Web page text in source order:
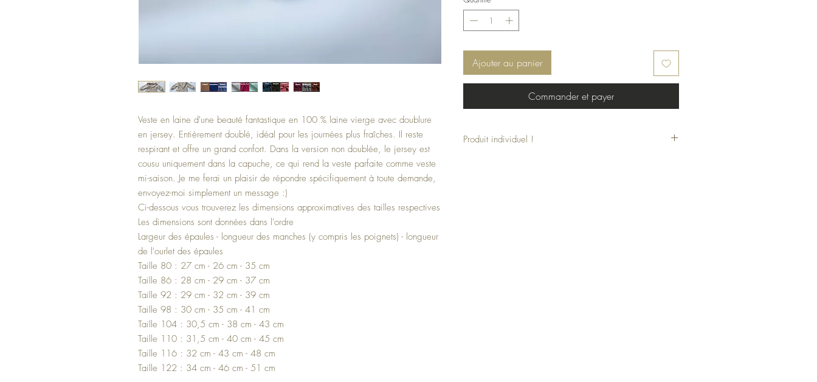
Veste en laine d'une beauté fantastique en 100 % laine vierge avec doublure
en jersey. Entièrement doublé, idéal pour les journées plus fraîches. Il reste
respirant et offre un grand confort. Dans la version non doublée, le jersey est
cousu uniquement dans la capuche, ce qui rend la veste parfaite comme veste
mi-saison. Je me ferai un plaisir de répondre spécifiquement à toute demande,
envoyez-moi simplement un message :)
Ci-dessous vous trouverez les dimensions approximatives des tailles respectives
Les dimensions sont données dans l'ordre
Largeur des épaules - longueur des manches (y compris les poignets) - longueur
de l'ourlet des épaules
Taille 80 : 27 cm - 26 cm - 35 cm
Taille 86 : 28 cm - 29 cm - 37 cm
Taille 92 : 29 cm - 32 cm - 39 cm
Taille 98 : 30 cm - 35 cm - 41 cm
Taille 104 : 30,5 cm - 38 cm - 43 cm
Taille 110 : 31,5 cm - 40 cm - 45 cm
Taille 116 : 32 cm - 43 cm - 48 cm
Taille 122 : 34 cm - 46 cm - 51 cm
Ajouter au panier
Commander et payer
Produit individuel !